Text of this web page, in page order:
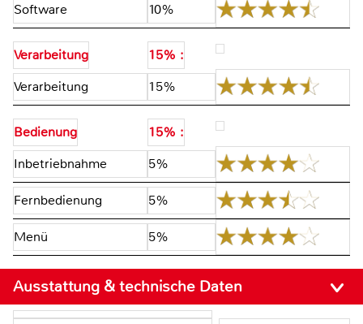
Software 10%
Verarbeitung
15% :
Verarbeitung
15%
Bedienung
15% :
Inbetriebnahme
5%
Fernbedienung 5%
Menü 5%
Ausstattung & technische Daten